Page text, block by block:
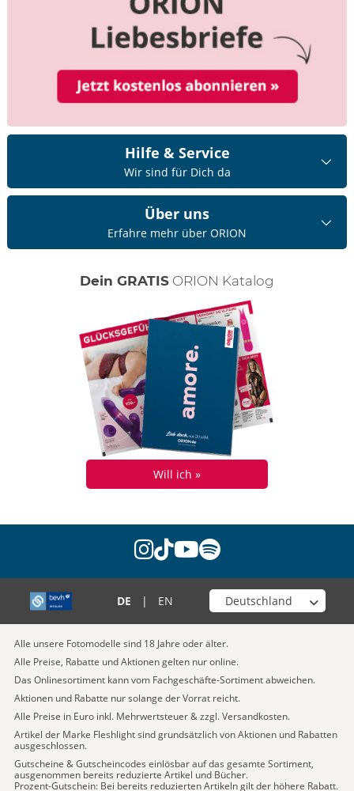
Hilfe & Service
Wir sind für Dich da
Über uns
Erfahre mehr über ORION
Dein GRATIS ORION Katalog
Will ich »
instagram
tiktok
youtube
spotify
DE | EN Wähle deinen Shop
Alle unsere Fotomodelle sind 18 Jahre oder älter.
Alle Preise, Rabatte und Aktionen gelten nur online.
Das Onlinesortiment kann vom Fachgeschäfte-Sortiment abweichen.
Aktionen und Rabatte nur solange der Vorrat reicht.
Alle Preise in Euro inkl. Mehrwertsteuer & zzgl. Versandkosten.
Artikel der Marke Fleshlight sind grundsätzlich von Aktionen und Rabatten
ausgeschlossen.
Gutscheine & Gutscheincodes einlösbar auf das gesamte Sortiment,
ausgenommen bereits reduzierte Artikel und Bücher.
Prozent-Gutschein: Bei bereits reduzierten Artikeln gilt der höhere Rabatt.